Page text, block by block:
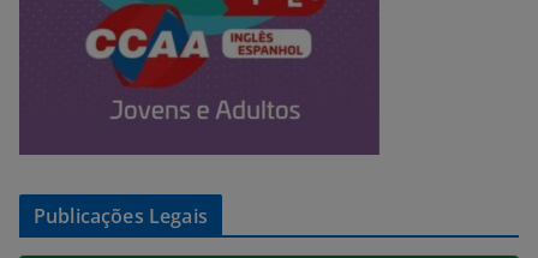
Publicações Legais